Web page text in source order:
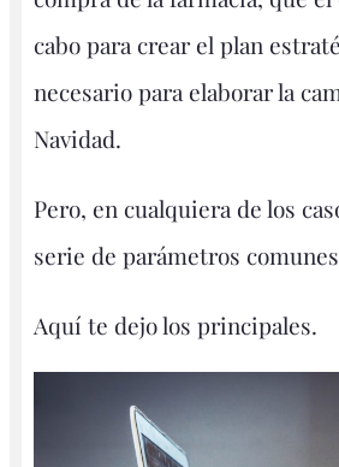
cabo para crear el plan
necesario para elaborar la
Navidad.
Pero, en cualquiera de los
serie de parámetros
Aquí te dejo los principales.